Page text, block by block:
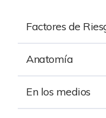
Factores de
Anatomía
En los medios